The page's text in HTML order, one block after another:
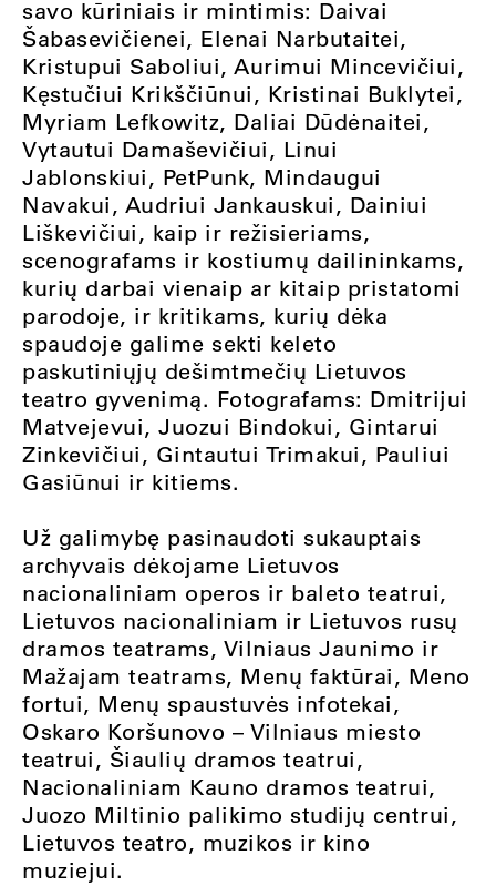
savo kūriniais ir mintimis: Daivai
Šabasevičienei, Elenai Narbutaitei,
Kristupui Saboliui, Aurimui Mincevičiui,
Kęstučiui Krikščiūnui, Kristinai Buklytei,
Myriam Lefkowitz, Daliai Dūdėnaitei,
Vytautui Damaševičiui, Linui
Jablonskiui, PetPunk, Mindaugui
Navakui, Audriui Jankauskui, Dainiui
Liškevičiui, kaip ir režisieriams,
scenografams ir kostiumų dailininkams,
kurių darbai vienaip ar kitaip pristatomi
parodoje, ir kritikams, kurių dėka
spaudoje galime sekti keleto
paskutiniųjų dešimtmečių Lietuvos
teatro gyvenimą. Fotografams: Dmitrijui
Matvejevui, Juozui Bindokui, Gintarui
Zinkevičiui, Gintautui Trimakui, Pauliui
Gasiūnui ir kitiems.
Už galimybę pasinaudoti sukauptais
archyvais dėkojame Lietuvos
nacionaliniam operos ir baleto teatrui,
Lietuvos nacionaliniam ir Lietuvos rusų
dramos teatrams, Vilniaus Jaunimo ir
Mažajam teatrams, Menų faktūrai, Meno
fortui, Menų spaustuvės infotekai,
Oskaro Koršunovo – Vilniaus miesto
teatrui, Šiaulių dramos teatrui,
Nacionaliniam Kauno dramos teatrui,
Juozo Miltinio palikimo studijų centrui,
Lietuvos teatro, muzikos ir kino
muziejui.